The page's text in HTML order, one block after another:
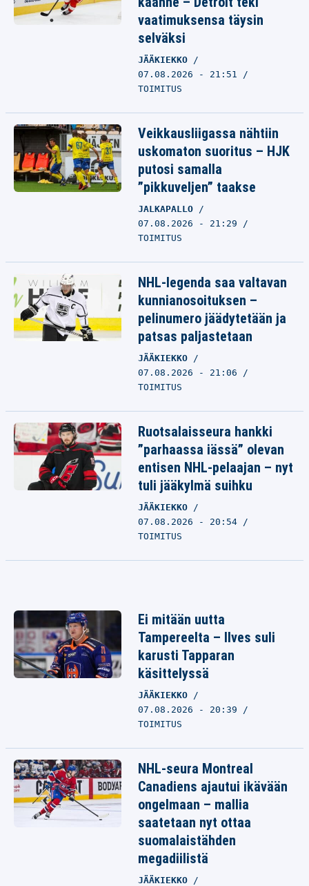
vaatimuksensa täysin
selväksi
JÄÄKIEKKO
07.08.2026 - 21:51
TOIMITUS
Veikkausliigassa nähtiin
uskomaton suoritus – HJK
putosi samalla
”pikkuveljen” taakse
JALKAPALLO
07.08.2026 - 21:29
TOIMITUS
NHL-legenda saa valtavan
kunnianosoituksen –
pelinumero jäädytetään ja
patsas paljastetaan
JÄÄKIEKKO
07.08.2026 - 21:06
TOIMITUS
Ruotsalaisseura hankki
”parhaassa iässä” olevan
entisen NHL-pelaajan – nyt
tuli jääkylmä suihku
JÄÄKIEKKO
07.08.2026 - 20:54
TOIMITUS
Ei mitään uutta
Tampereelta – Ilves suli
karusti Tapparan
käsittelyssä
JÄÄKIEKKO
07.08.2026 - 20:39
TOIMITUS
NHL-seura Montreal
Canadiens ajautui ikävään
ongelmaan – mallia
saatetaan nyt ottaa
suomalaistähden
megadiilistä
JÄÄKIEKKO